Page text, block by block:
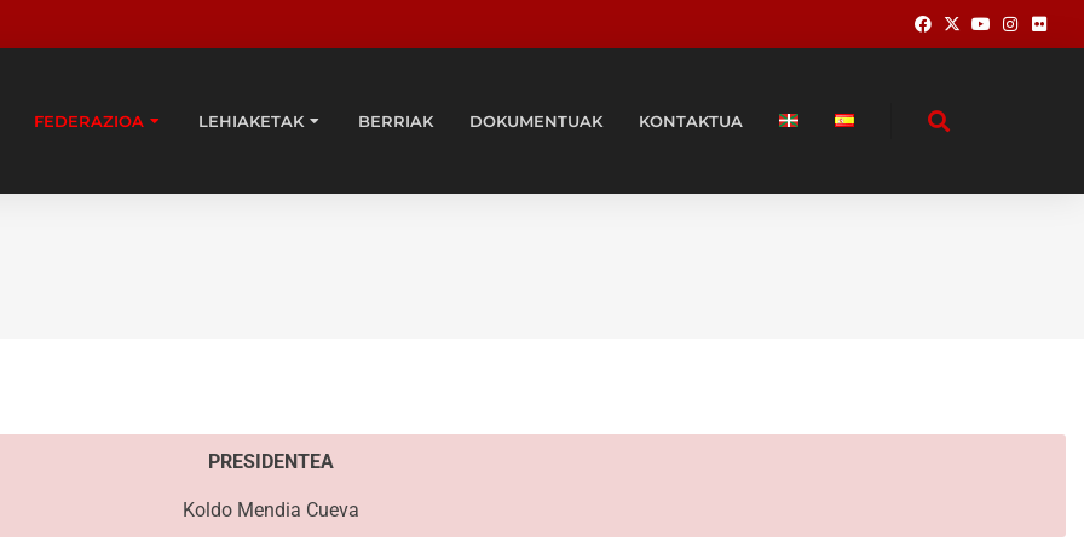
FEDERAZIOA LEHIAKETAK BERRIAK DOKUMENTUAK KONTAKTUA
PRESIDENTEA
Koldo Mendia Cueva